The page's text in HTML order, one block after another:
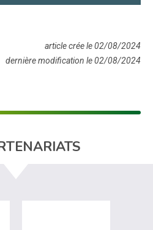
article crée le 02/08/2024
dernière modification le 02/08/2024